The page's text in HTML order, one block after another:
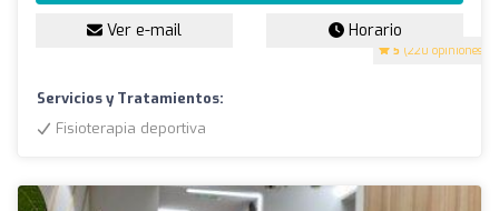
5 (220 opiniones)
Ver e-mail Horario
Servicios y Tratamientos:
Fisioterapia deportiva